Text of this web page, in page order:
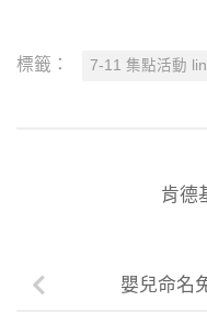
標籤： 7-11 集點活動
肯德
嬰兒命名